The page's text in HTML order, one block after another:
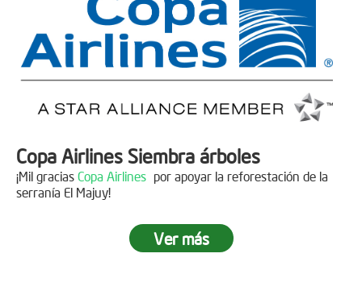
Copa Airlines Siembra árboles
¡Mil gracias Copa Airlines por apoyar la reforestación de la
serranía El Majuy!
Siembra en el Páramo Aguas Vivas
Ver más